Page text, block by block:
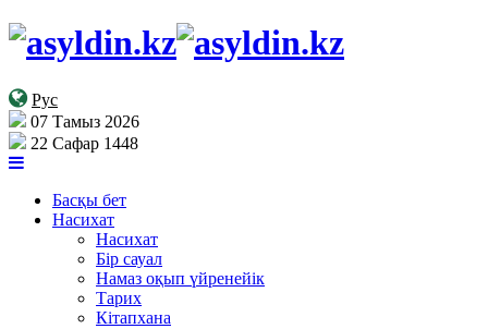
Рус
07 Тамыз 2026
22 Сафар 1448
Басқы бет
Насихат
Насихат
Бір сауал
Намаз оқып үйренейік
Тарих
Кітапхана